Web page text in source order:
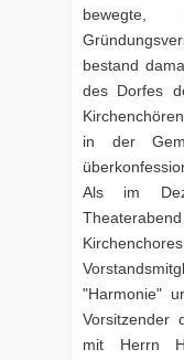
bestand
des Dorfes
in der
Als im
"Harmonie"
Vorsitzender
mit Herrn